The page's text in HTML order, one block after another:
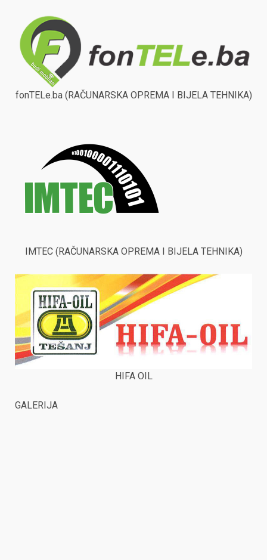
fonTELe.ba (RAČUNARSKA OPREMA I BIJELA TEHNIKA)
IMTEC (RAČUNARSKA OPREMA I BIJELA TEHNIKA)
HIFA OIL
GALERIJA